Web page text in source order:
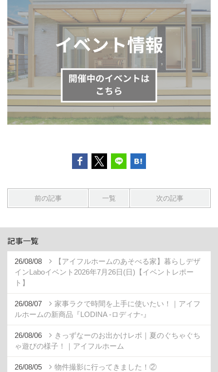
前の記事 一覧 次の記事
記事一覧
26/08/08
【アイフルホームのあそべる家】暮らしデザ
インLaboイベント2026年7月26日(日)【イベントレポー
ト】
26/08/07
家事ラクで時間を上手に使いたい！｜アイフ
ルホームの新商品『LODINA -ロディナ-』
26/08/06
きっずなーのお出かけレポ｜夏のぐちゃぐち
ゃ遊びの様子！｜アイフルホーム
26/08/05 物件撮影に行ってきました！②